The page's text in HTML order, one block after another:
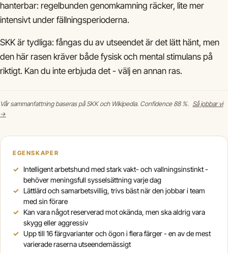
hanterbar: regelbunden genomkamning räcker, lite mer
intensivt under fällningsperioderna.
SKK är tydliga: fångas du av utseendet är det lätt hänt, men
den här rasen kräver både fysisk och mental stimulans på
riktigt. Kan du inte erbjuda det - välj en annan ras.
Vår sammanfattning baseras på SKK och Wikipedia. Confidence 88 %. Så jobbar vi
→
EGENSKAPER
Intelligent arbetshund med stark vakt- och vallningsinstinkt -
behöver meningsfull sysselsättning varje dag
Lättlärd och samarbetsvillig, trivs bäst när den jobbar i team
med sin förare
Kan vara något reserverad mot okända, men ska aldrig vara
skygg eller aggressiv
Upp till 16 färgvarianter och ögon i flera färger - en av de mest
varierade raserna utseendemässigt